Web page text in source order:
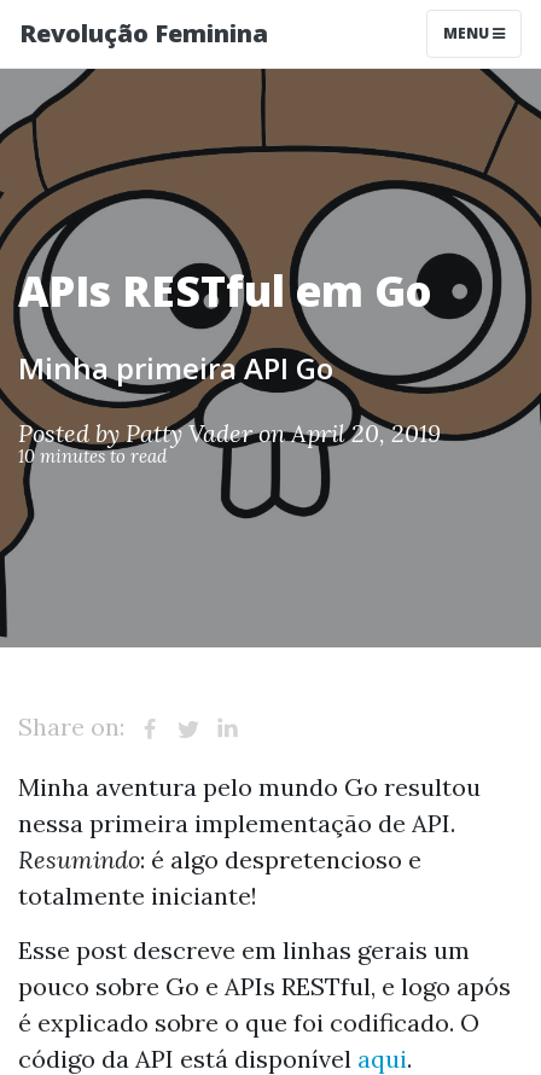
Revolução Feminina MENU
APIs RESTful em Go
Minha primeira API Go
Posted byPatty Vaderon April 20, 2019
10 minutes to read
Share on:
Minha aventura pelo mundo Go resultou
nessa primeira implementação de API.
Resumindo: é algo despretencioso e
totalmente iniciante!
Esse post descreve em linhas gerais um
pouco sobre Go e APIs RESTful, e logo após
é explicado sobre o que foi codificado. O
código da API está disponível aqui.